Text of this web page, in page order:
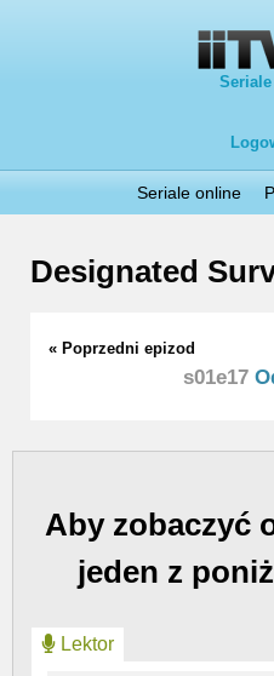
Seriale online
Designated
« Poprzedni epizod
s01e17
Aby zobaczyć
jeden z
Lektor